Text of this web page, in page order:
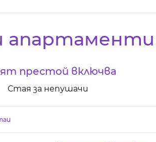
апартаменти
престой включва
Стая за непушачи